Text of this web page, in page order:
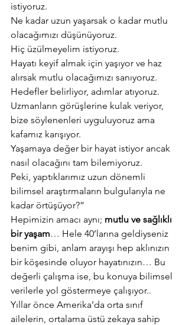
istiyoruz.
Ne kadar uzun yaşarsak o kadar mutlu
olacağımızı düşünüyoruz.
Hiç üzülmeyelim istiyoruz.
Hayatı keyif almak için yaşıyor ve haz
alırsak mutlu olacağımızı sanıyoruz.
Hedefler belirliyor, adımlar atıyoruz.
Uzmanların görüşlerine kulak veriyor,
bize söylenenleri uyguluyoruz ama
kafamız karışıyor.
Yaşamaya değer bir hayat istiyor ancak
nasıl olacağını tam bilemiyoruz.
Peki, yaptıklarımız uzun dönemli
bilimsel araştırmaların bulgularıyla ne
kadar örtüşüyor?”
Hepimizin amacı aynı; mutlu ve sağlıklı
bir yaşam… Hele 40’larına geldiyseniz
benim gibi, anlam arayışı hep aklınızın
bir köşesinde oluyor hayatınızın… Bu
değerli çalışma ise, bu konuya bilimsel
verilerle yol göstermeye çalışıyor..
Yıllar önce Amerika’da orta sınıf
ailelerin, ortalama üstü zekaya sahip